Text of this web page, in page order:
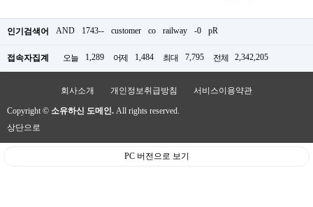
인기검색어 AND 1743-- customer co railway -0 pR
접속자집계 오늘 1,289 어제 1,484 최대 7,795 전체 2,342,205
회사소개 개인정보취급방침 서비스이용약관
Copyright © 소유하신 도메인. All rights reserved.
상단으로
PC 버전으로 보기